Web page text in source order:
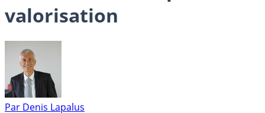
valorisation
Par Denis Lapalus